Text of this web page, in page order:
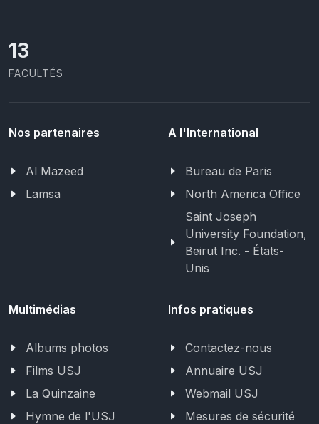
13
FACULTÉS
Nos partenaires
Al Mazeed
Lamsa
A l'International
Bureau de Paris
North America Office
Saint Joseph
University Foundation,
Beirut Inc. - États-
Unis
Multimédias
Albums photos
Films USJ
La Quinzaine
Hymne de l'USJ
Infos pratiques
Contactez-nous
Annuaire USJ
Webmail USJ
Mesures de sécurité